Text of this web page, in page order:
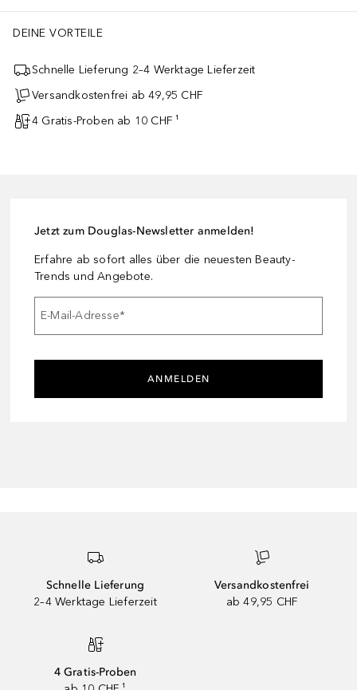
DEINE VORTEILE
Schnelle Lieferung 2–4 Werktage Lieferzeit
Versandkostenfrei ab 49,95 CHF
4 Gratis-Proben ab 10 CHF ¹
Jetzt zum Douglas-Newsletter anmelden!
Erfahre ab sofort alles über die neuesten Beauty-
Trends und Angebote.
E-Mail-Adresse*
ANMELDEN
Schnelle Lieferung
2–4 Werktage Lieferzeit
Versandkostenfrei
ab 49,95 CHF
4 Gratis-Proben